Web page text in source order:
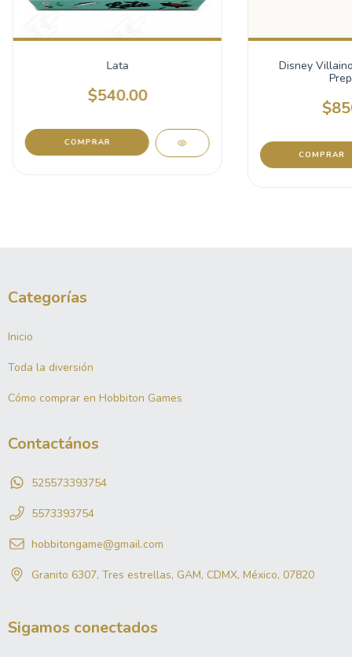
Lata
$540.00
Disney
Categorías
Inicio
Toda la diversión
Cómo comprar en Hobbiton Games
Contactános
525573393754
5573393754
hobbitongame@gmail.com
Granito 6307, Tres estrellas, GAM, CDMX, México, 07820
Sigamos conectados